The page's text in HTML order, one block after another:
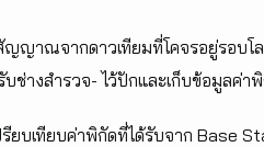
าณจากดาวเทียมที่โคจรอยู่รอบโ
ช่างสำรวจ- ไว้ปักและเก็บข้อมูลค่า
เทียบค่าพิกัดที่ได้รับจาก Base